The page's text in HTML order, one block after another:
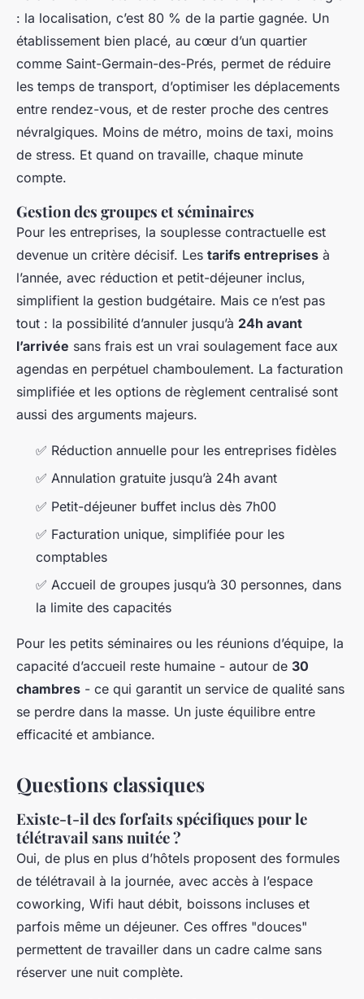
: la localisation, c’est 80 % de la partie gagnée. Un
établissement bien placé, au cœur d’un quartier
comme Saint-Germain-des-Prés, permet de réduire
les temps de transport, d’optimiser les déplacements
entre rendez-vous, et de rester proche des centres
névralgiques. Moins de métro, moins de taxi, moins
de stress. Et quand on travaille, chaque minute
compte.
Gestion des groupes et séminaires
Pour les entreprises, la souplesse contractuelle est
devenue un critère décisif. Les tarifs entreprises à
l’année, avec réduction et petit-déjeuner inclus,
simplifient la gestion budgétaire. Mais ce n’est pas
tout : la possibilité d’annuler jusqu’à 24h avant
l’arrivée sans frais est un vrai soulagement face aux
agendas en perpétuel chamboulement. La facturation
simplifiée et les options de règlement centralisé sont
aussi des arguments majeurs.
✅ Réduction annuelle pour les entreprises fidèles
✅ Annulation gratuite jusqu’à 24h avant
✅ Petit-déjeuner buffet inclus dès 7h00
✅ Facturation unique, simplifiée pour les
comptables
✅ Accueil de groupes jusqu’à 30 personnes, dans
la limite des capacités
Pour les petits séminaires ou les réunions d’équipe, la
capacité d’accueil reste humaine - autour de 30
chambres - ce qui garantit un service de qualité sans
se perdre dans la masse. Un juste équilibre entre
efficacité et ambiance.
Questions classiques
Existe-t-il des forfaits spécifiques pour le
télétravail sans nuitée ?
Oui, de plus en plus d’hôtels proposent des formules
de télétravail à la journée, avec accès à l’espace
coworking, Wifi haut débit, boissons incluses et
parfois même un déjeuner. Ces offres "douces"
permettent de travailler dans un cadre calme sans
réserver une nuit complète.